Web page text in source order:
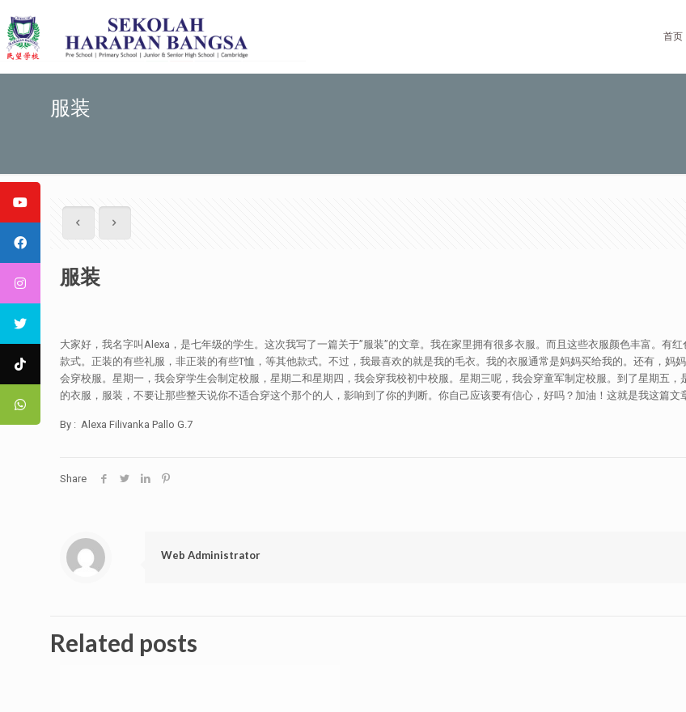
首页
服装
服装
大家好，我名字叫Alexa，是七年级的学生。这次我写了一篇关于”服装”的文章。我在家里拥有很多衣服。而且这些衣服颜色丰富。有
款式。正装的有些礼服，非正装的有些T恤，等其他款式。不过，我最喜欢的就是我的毛衣。我的衣服通常是妈妈买给我的。还有，
会穿校服。星期一，我会穿学生会制定校服，星期二和星期四，我会穿我校初中校服。星期三呢，我会穿童军制定校服。到了星期五
的衣服，服装，不要让那些整天说你不适合穿这个那个的人，影响到了你的判断。你自己应该要有信心，好吗？加油！这就是我这篇
By : Alexa Filivanka Pallo G.7
Share
Web Administrator
Related posts